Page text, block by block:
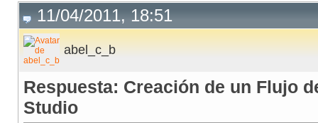
11/04/2011, 18:51
abel_c_b
Respuesta: Creación de un Flujo
Studio